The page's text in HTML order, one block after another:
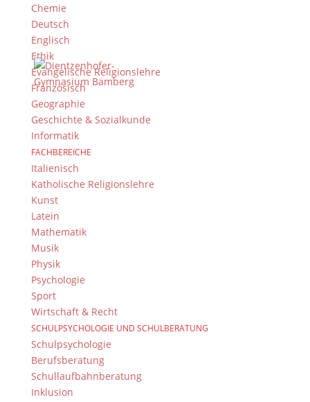
Chemie
Deutsch
Englisch
Ethik
Evangelische Religionslehre
Französisch
Geographie
Geschichte & Sozialkunde
Informatik
FACHBEREICHE
Italienisch
Katholische Religionslehre
Kunst
Latein
Mathematik
Musik
Physik
Psychologie
Sport
Wirtschaft & Recht
SCHULPSYCHOLOGIE UND SCHULBERATUNG
Schulpsychologie
Berufsberatung
Schullaufbahnberatung
Inklusion
Kontakt & Ansprechpartner
Senden Sie uns Ihre Nachricht.
Impressum & Datenschutz
Impressum
Datenschutzerklärung
Kontakt
© 2015-2022, Dientzenhofer-Gymnasium Bamberg
Immer Aktuell
Bleiben Sie immer auf dem neusten Stand und
folgen Sie uns auf Twitter
Folgen Sie dem
Kontakt Webteam
Kontaktieren Sie das Webteam